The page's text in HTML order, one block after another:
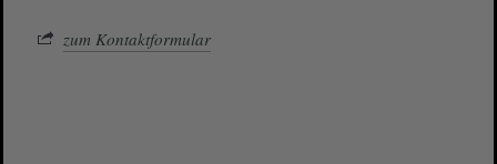
zum Kontaktformular